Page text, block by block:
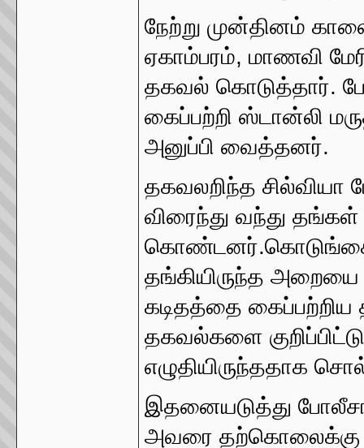
நேற்று முன்தினம்
ஏகாம்பரம், மாணவி
தகவல் கொடுத்தார்.
கைப்பற்றி ஸ்டான்லி
அனுப்பி வைத்தனர்.
தகவலறிந்த சில்வியா
விரைந்து வந்து
தங்கியிருந்த
கடிதத்தை கைப்பற்றிய
தகவல்களை
எழுதியிருந்ததாக
இதனையடுத்து
அவரை தற்கொலைக்கு